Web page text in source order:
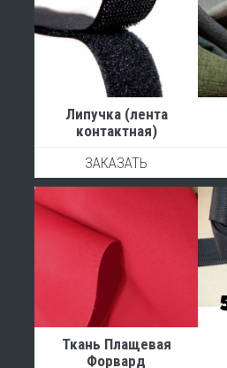
Липучка (лента
контактная)
ЗАКАЗАТЬ
Ткань Плащевая
Форвард